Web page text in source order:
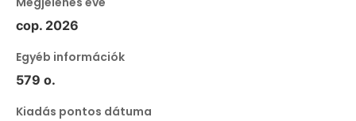
cop. 2026
Egyéb információk
579 o.
Kiadás pontos dátuma